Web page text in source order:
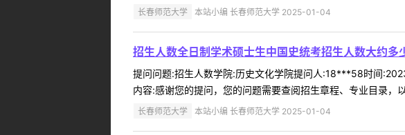
长春师范大学 本站小编 长春师范大学 2025-01-04
招生人数全日制学术硕士生中国史统考招生人数大约多
提问问题:招生人数学院:历史文化学院提问人:18***58时间
内容:感谢您的提问，您的问题需要查阅招生章程、专业目录
长春师范大学 本站小编 长春师范大学 2025-01-04